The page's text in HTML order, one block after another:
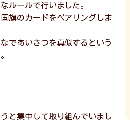
ルールで行いました。
旗のカードをペアリングしま
であいさつを真似するという
と集中して取り組んでいまし